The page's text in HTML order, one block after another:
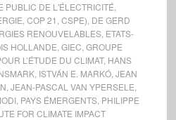
PUBLIC DE L'ÉLECTRICITÉ
COP 21 CSPE) DE GERD
RENOUVELABLES, ETATS-
HOLLANDE GIEC GROUPE
L’ÉTUDE DU CLIMAT, HANS
, ISTVÁN E. MARKÓ, JEAN
JEAN-PASCAL VAN YPERSELE
, PAYS ÉMERGENTS, PHILIPPE
FOR CLIMATE IMPACT